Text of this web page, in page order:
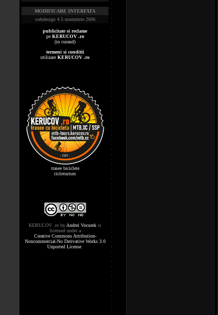
MODIFICARE INTERFATA
webdesign 4.5 noiembrie 2006
publicitate si reclame
pe KERUCOV .ro
(in curand)
termeni si conditii
utilizare KERUCOV .ro
trasee biciclete
cicloturism
KERUCOV .ro by Andrei Vocurek is
licensed under a
Creative Commons Attribution-
Noncommercial-No Derivative Works 3.0
Unported License